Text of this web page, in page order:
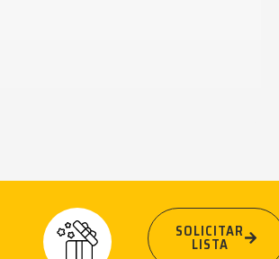
SOLICITAR
LISTA